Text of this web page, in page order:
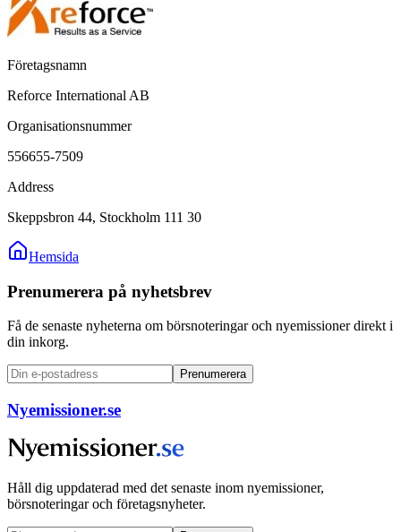
Företagsnamn
Reforce International AB
Organisationsnummer
556655-7509
Address
Skeppsbron 44, Stockholm 111 30
Hemsida
Prenumerera på nyhetsbrev
Få de senaste nyheterna om börsnoteringar och nyemissioner direkt i
din inkorg.
Prenumerera
Nyemissioner.se
Håll dig uppdaterad med det senaste inom nyemissioner,
börsnoteringar och företagsnyheter.